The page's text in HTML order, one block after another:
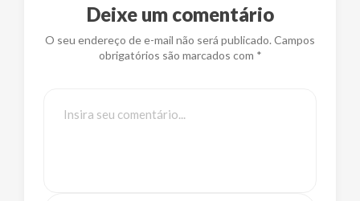
Deixe um comentário
O seu endereço de e-mail não será publicado. Campos
obrigatórios são marcados com *